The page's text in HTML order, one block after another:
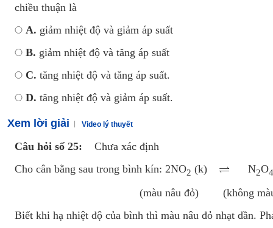
chiều thuận là
A. giảm nhiệt độ và giảm áp suất
B. giảm nhiệt độ và tăng áp suất
C. tăng nhiệt độ và tăng áp suất.
D. tăng nhiệt độ và giảm áp suất.
Xem lời giải Video lý thuyết
Câu hỏi số 25:
Chưa xác định
Cho cân bằng sau trong bình kín: 2NO2 (k) N2O
(màu nâu đỏ) (không
Biết khi hạ nhiệt độ của bình thì màu nâu đỏ nhạt dần.